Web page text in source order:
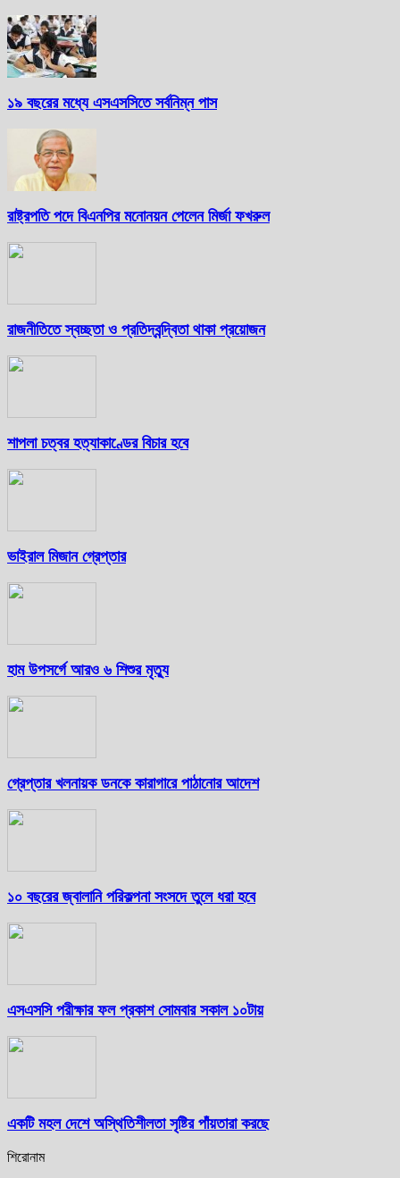
১৯ বছরের মধ্যে এসএসসিতে সর্বনিম্ন পাস
রাষ্ট্রপতি পদে বিএনপির মনোনয়ন পেলেন মির্জা ফখরুল
রাজনীতিতে স্বচ্ছতা ও প্রতিদ্বন্দ্বিতা থাকা প্রয়োজন
শাপলা চত্বর হত্যাকাণ্ডের বিচার হবে
ভাইরাল মিজান গ্রেপ্তার
হাম উপসর্গে আরও ৬ শিশুর মৃত্যু
গ্রেপ্তার খলনায়ক ডনকে কারাগারে পাঠানোর আদেশ
১০ বছরের জ্বালানি পরিকল্পনা সংসদে তুলে ধরা হবে
এসএসসি পরীক্ষার ফল প্রকাশ সোমবার সকাল ১০টায়
একটি মহল দেশে অস্থিতিশীলতা সৃষ্টির পাঁয়তারা করছে
শিরোনাম